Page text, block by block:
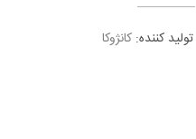
تولید کننده: کانژوکا